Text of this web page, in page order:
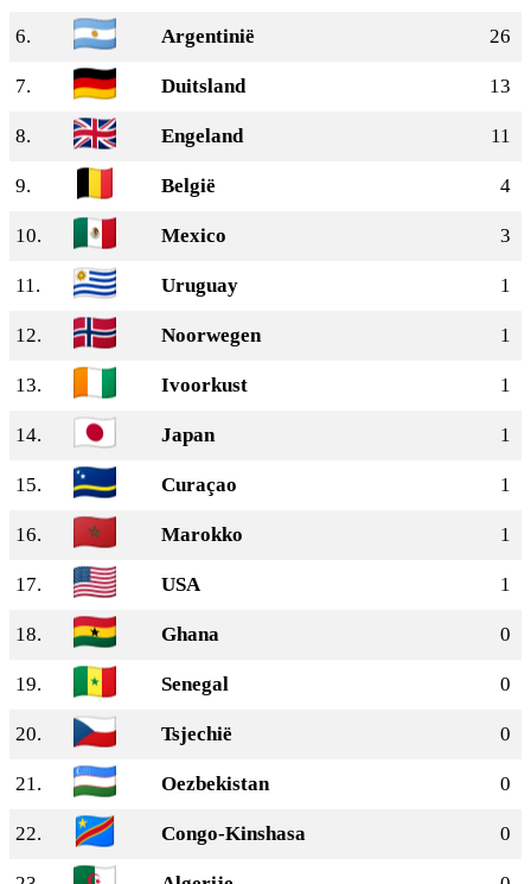
6. Argentinië 26
7. Duitsland 13
8. Engeland 11
9. België 4
10. Mexico 3
11. Uruguay 1
12. Noorwegen 1
13. Ivoorkust 1
14. Japan 1
15. Curaçao 1
16. Marokko 1
17. USA 1
18. Ghana 0
19. Senegal 0
20. Tsjechië 0
21. Oezbekistan 0
22. Congo-Kinshasa 0